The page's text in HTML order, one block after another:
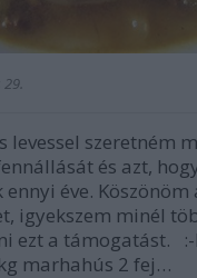
levessel szeretném
és azt,
éve.
igyekszem minél
ezt a támogatást. :-
marhahús 2 fej…